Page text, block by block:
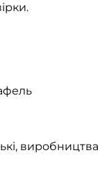
виробництва